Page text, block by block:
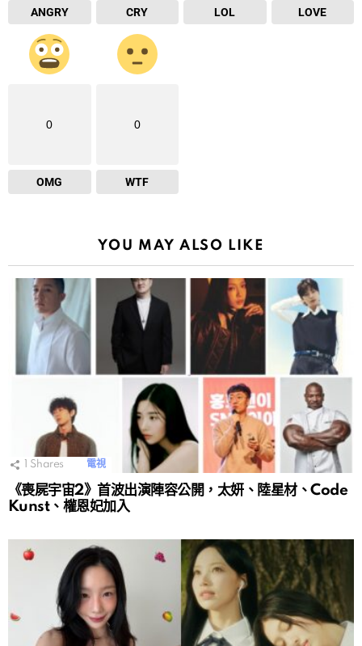
ANGRY CRY LOL LOVE
0
OMG
0
WTF
YOU MAY ALSO LIKE
Shares 電視
《喪屍宇宙2》首波出演陣容公開，太妍、陸星材、Code
Kunst、權恩妃加入